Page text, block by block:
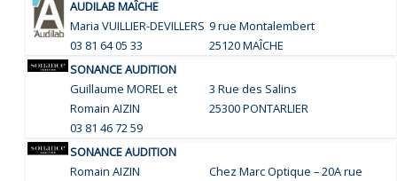
AUDILAB MAÎCHE
Maria VUILLIER-DEVILLERS
03 81 64 05 33
9 rue Montalembert
25120 MAÎCHE
SONANCE AUDITION
Guillaume MOREL et
Romain AIZIN
03 81 46 72 59
3 Rue des Salins
25300 PONTARLIER
SONANCE AUDITION
Romain AIZIN
Chez Marc Optique – 20A rue